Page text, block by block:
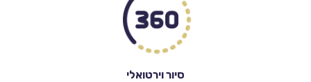
סיור וירטואלי